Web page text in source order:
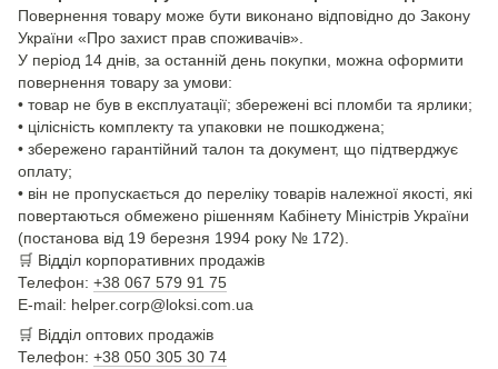
Повернення товару може бути виконано відповідно до Закону
України «Про захист прав споживачів».
У період 14 днів, за останній день покупки, можна оформити
повернення товару за умови:
• товар не був в експлуатації; збережені всі пломби та ярлики;
• цілісність комплекту та упаковки не пошкоджена;
• збережено гарантійний талон та документ, що підтверджує
оплату;
• він не пропускається до переліку товарів належної якості, які
повертаються обмежено рішенням Кабінету Міністрів України
(постанова від 19 березня 1994 року № 172).
🛒 Відділ корпоративних продажів
Телефон: +38 067 579 91 75
E-mail: helper.corp@loksi.com.ua
🛒 Відділ оптових продажів
Телефон: +38 050 305 30 74